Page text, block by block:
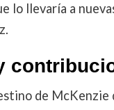
lo llevaría a
de McKenzie